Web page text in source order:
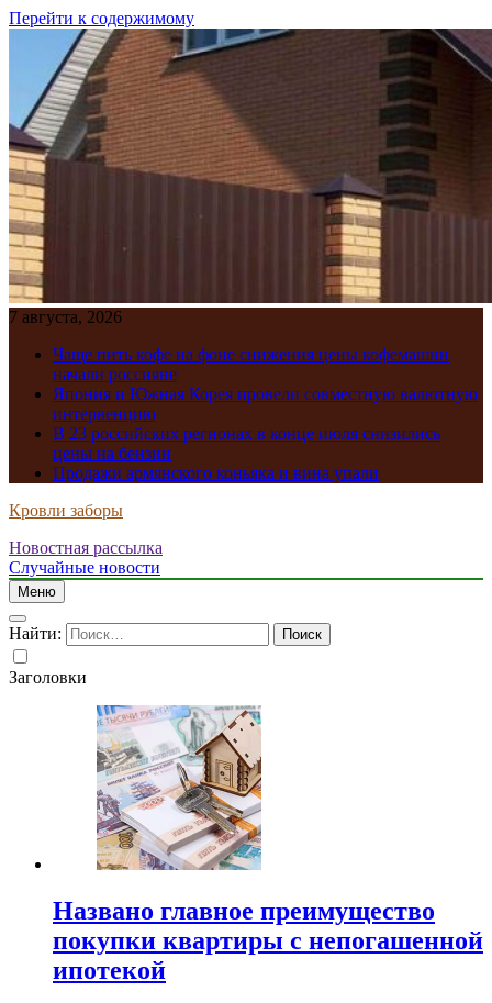
Перейти к содержимому
7 августа, 2026
Чаще пить кофе на фоне снижения цены кофемашин
начали россияне
Япония и Южная Корея провели совместную валютную
интервенцию
В 23 российских регионах в конце июля снизились
цены на бензин
Продажи армянского коньяка и вина упали
Кровли заборы
Новостная рассылка
Случайные новости
Меню
Найти:
Заголовки
Названо главное преимущество
покупки квартиры с непогашенной
ипотекой